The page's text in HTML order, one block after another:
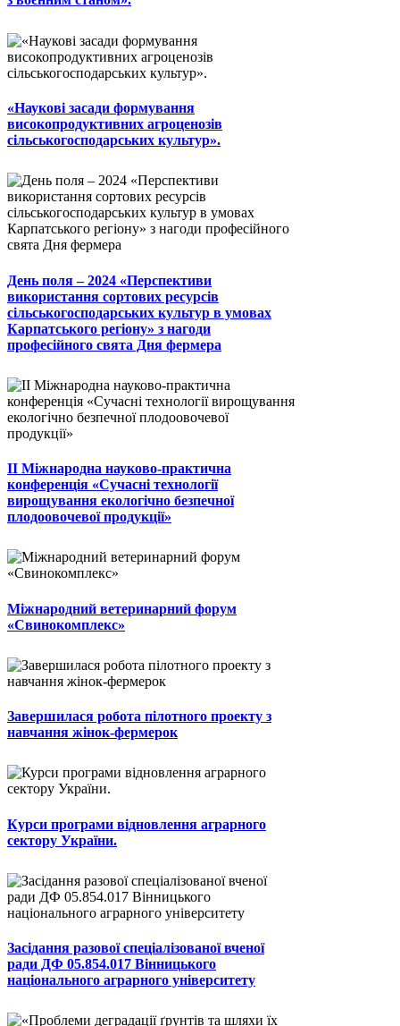
«Наукові засади формування
високопродуктивних агроценозів
сільськогосподарських культур».
День поля – 2024 «Перспективи
використання сортових ресурсів
сільськогосподарських культур в умовах
Карпатського регіону» з нагоди
професійного свята Дня фермера
II Міжнародна науково-практична
конференція «Сучасні технології
вирощування екологічно безпечної
плодоовочевої продукції»
Міжнародний ветеринарний форум
«Свинокомплекс»
Завершилася робота пілотного проекту з
навчання жінок-фермерок
Курси програми відновлення аграрного
сектору України.
Засідання разової спеціалізованої вченої
ради ДФ 05.854.017 Вінницького
національного аграрного університету